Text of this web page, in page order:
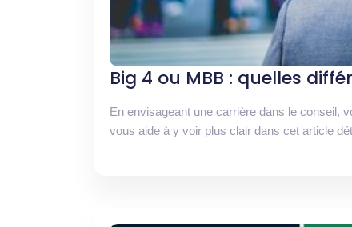
Big 4 ou MBB : quelles
En envisageant une carrière dans le conseil,
vous aide à y voir plus clair dans cet article